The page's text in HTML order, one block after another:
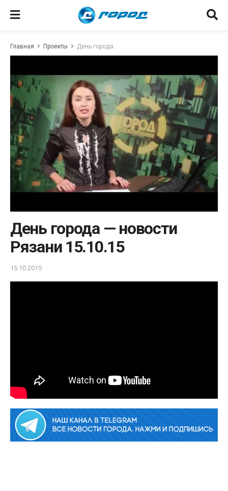
Главная Проекты День города
День города — новости
Рязани 15.10.15
15.10.2015